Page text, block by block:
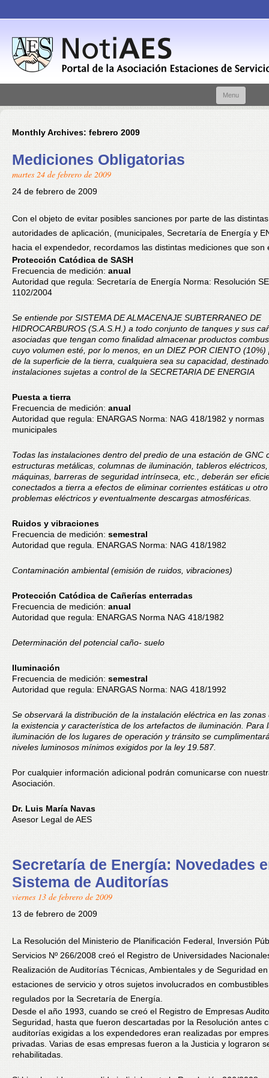
Menu
Monthly Archives: febrero 2009
Mediciones Obligatorias
martes 24 de febrero de 2009
24 de febrero de 2009
Con el objeto de evitar posibles sanciones por parte de las distintas
autoridades de aplicación, (municipales, Secretaría de Energía y
hacia el expendedor, recordamos las distintas mediciones que son
Protección Catódica de SASH
Frecuencia de medición: anual
Autoridad que regula: Secretaría de Energía Norma: Resolución SE
1102/2004
Se entiende por SISTEMA DE ALMACENAJE SUBTERRANEO DE
HIDROCARBUROS (S.A.S.H.) a todo conjunto de tanques y sus
asociadas que tengan como finalidad almacenar productos
cuyo volumen esté, por lo menos, en un DIEZ POR CIENTO (10%)
de la superficie de la tierra, cualquiera sea su capacidad,
instalaciones sujetas a control de la SECRETARIA DE ENERGIA
Puesta a tierra
Frecuencia de medición: anual
Autoridad que regula: ENARGAS Norma: NAG 418/1982 y normas
municipales
Todas las instalaciones dentro del predio de una estación de GNC
estructuras metálicas, columnas de iluminación, tableros
máquinas, barreras de seguridad intrínseca, etc., deberán ser
conectados a tierra a efectos de eliminar corrientes estáticas u
problemas eléctricos y eventualmente descargas atmosféricas.
Ruidos y vibraciones
Frecuencia de medición: semestral
Autoridad que regula. ENARGAS Norma: NAG 418/1982
Contaminación ambiental (emisión de ruidos, vibraciones)
Protección Catódica de Cañerías enterradas
Frecuencia de medición: anual
Autoridad que regula: ENARGAS Norma NAG 418/1982
Determinación del potencial caño- suelo
Iluminación
Frecuencia de medición: semestral
Autoridad que regula: ENARGAS Norma: NAG 418/1992
Se observará la distribución de la instalación eléctrica en las zonas
la existencia y característica de los artefactos de iluminación. Para
iluminación de los lugares de operación y tránsito se
niveles luminosos mínimos exigidos por la ley 19.587.
Por cualquier información adicional podrán comunicarse con
Asociación.
Dr. Luis María Navas
Asesor Legal de AES
Secretaría de Energía: Novedades
Sistema de Auditorías
viernes 13 de febrero de 2009
13 de febrero de 2009
La Resolución del Ministerio de Planificación Federal, Inversión
Servicios Nº 266/2008 creó el Registro de Universidades
Realización de Auditorías Técnicas, Ambientales y de Seguridad
estaciones de servicio y otros sujetos involucrados en
regulados por la Secretaría de Energía.
Desde el año 1993, cuando se creó el Registro de Empresas
Seguridad, hasta que fueron descartadas por la Resolución antes
auditorías exigidas a los expendedores eran realizadas por
privadas. Varias de esas empresas fueron a la Justicia y lograron
rehabilitadas.